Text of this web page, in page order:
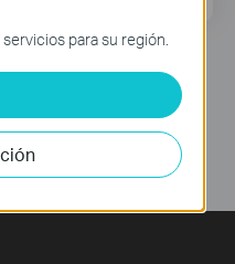
para su región.